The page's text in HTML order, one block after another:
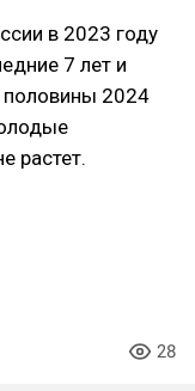
в 2023 году
7 лет и
половины 2024
растет.
28